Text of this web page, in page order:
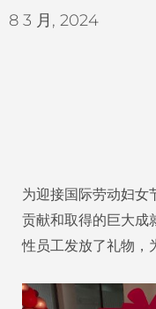
8 3 月, 2024
为迎接国际劳动妇女
贡献和取得的巨大成
性员工发放了礼物，